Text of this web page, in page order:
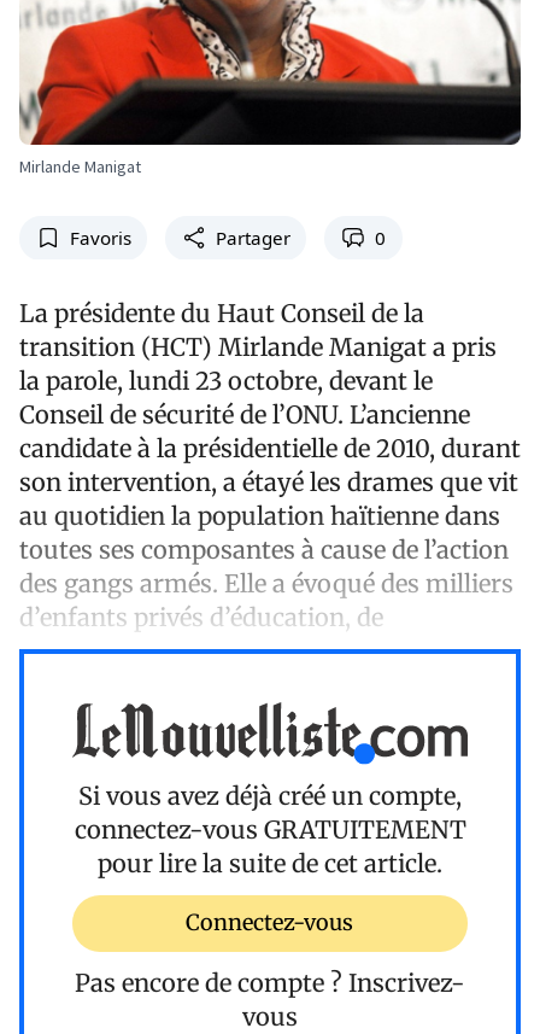
Mirlande Manigat
Favoris Partager 0
La présidente du Haut Conseil de la
transition (HCT) Mirlande Manigat a pris
la parole, lundi 23 octobre, devant le
Conseil de sécurité de l’ONU. L’ancienne
candidate à la présidentielle de 2010, durant
son intervention, a étayé les drames que vit
au quotidien la population haïtienne dans
toutes ses composantes à cause de l’action
des gangs armés. Elle a évoqué des milliers
d’enfants privés d’éducation, de
Si vous avez déjà créé un compte,
connectez-vous GRATUITEMENT
pour lire la suite de cet article.
Connectez-vous
Pas encore de compte ? Inscrivez-
vous